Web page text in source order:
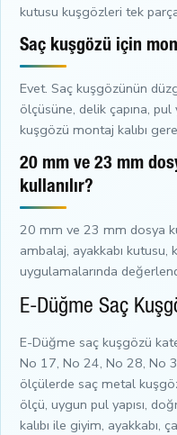
kutusu kuşgözleri tek
Saç kuşgözü için
Evet. Saç kuşgözünün
ölçüsüne, delik çapına, pul
kuşgözü montaj kalıbı
20 mm ve 23 mm
kullanılır?
20 mm ve 23 mm dosya
ambalaj, ayakkabı kutusu,
uygulamalarında
E-Düğme Saç
E-Düğme saç kuşgözü
No 17, No 24, No 28, No
ölçülerde saç metal
ölçü, uygun pul yapısı,
kalıbı ile giyim, ayakkabı,